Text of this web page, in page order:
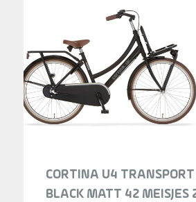
CORTINA U4
BLACK MATT 42 MEISJES